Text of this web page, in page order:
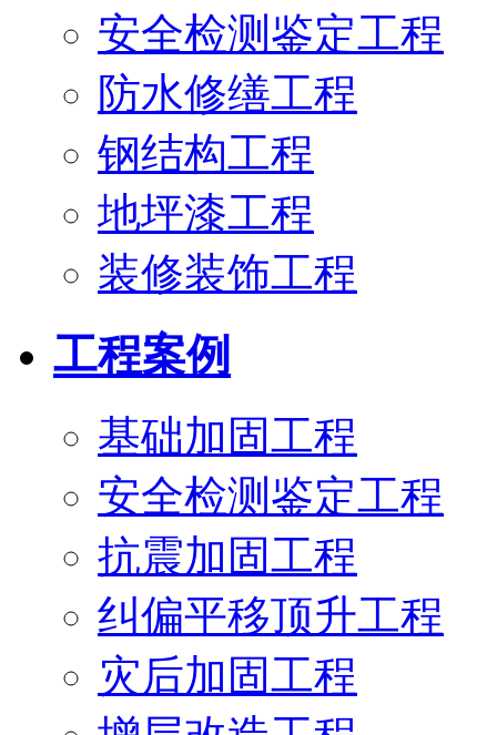
安全检测鉴定工程
防水修缮工程
钢结构工程
地坪漆工程
装修装饰工程
工程案例
基础加固工程
安全检测鉴定工程
抗震加固工程
纠偏平移顶升工程
灾后加固工程